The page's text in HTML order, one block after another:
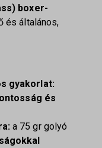
boxer-
és általános,
gyakorlat:
és
a 75 gr golyó